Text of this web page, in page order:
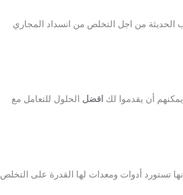
الحديثة من اجل التخلص من انسداد المجاري
أن يقدموا لك افضل الحلول للتعامل مع
تستورد أدوات ومعدات لها القدرة على التخلص